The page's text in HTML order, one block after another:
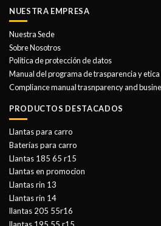
NUESTRA EMPRESA
Nuestra Sede
Sobre Nosotros
Politica de protección de datos
Manual del programa de trasparencia y
Compliance manual trasnparency and
PRODUCTOS DESTACADOS
Llantas para carro
Baterías para carro
Llantas 185 65 r15
Llantas en promocion
Llantas rin 13
Llantas rin 14
llantas 205 55r16